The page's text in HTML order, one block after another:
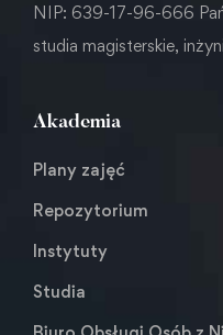
NIP: 639-17-96-666
studia magisterskie,
Akademia
Plany zajęć
Repozytorium
Instytuty
Studia